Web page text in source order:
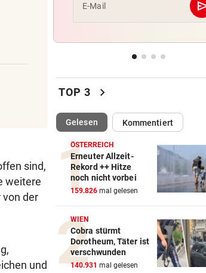
sind,
weitere
der
und
WANDERER AUSGEFLOGEN vor 3
Wieder Muren nach
Straka verpasst bei PGA-
den Cut vorzeitig
SCHRIEB WM-GESCHICHTE
Bayern kassiert Millionen –
Transfer-Clou
AUFREGUNG IM NETZ vor
Spider-Man im BMW-
E-Mail
TOP 3 chevron_right
Gelesen(ausgewählt)Kommentiert
ÖSTERREICH
Erneuter Allzeit-
Rekord ++ Hitze
noch nicht vorbei
159.826 mal gelesen
WIEN
Cobra stürmt
Dorotheum, Täter ist
verschwunden
140.931 mal gelesen